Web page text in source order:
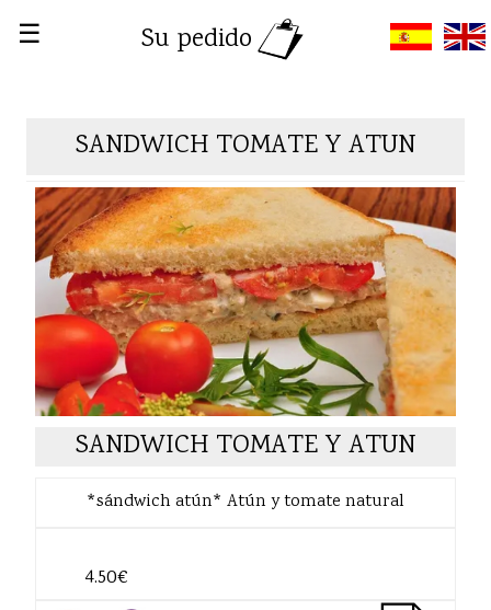
☰ Su pedido
SANDWICH TOMATE Y ATUN
SANDWICH TOMATE Y ATUN
*sándwich atún* Atún y tomate natural
4.50€